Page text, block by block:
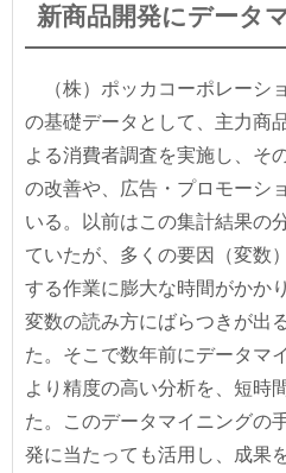
新商品開発にデータ
（株）ポッカコーポレーシ
の基礎データとして、主力商
よる消費者調査を実施し、そ
の改善や、広告・プロモーシ
いる。以前はこの集計結果の
ていたが、多くの要因（変数
する作業に膨大な時間がかか
変数の読み方にばらつきが出
た。そこで数年前にデータマ
より精度の高い分析を、短時
た。このデータマイニングの
発に当たっても活用し、成果